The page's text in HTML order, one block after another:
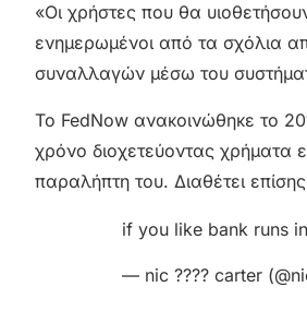
«Οι χρήστες που θα
ενημερωμένοι από τα σχόλια
συναλλαγών μέσω του
Το FedNow ανακοινώθηκε το
χρόνο διοχετεύοντας χρήματα
παραλήπτη του. Διαθέτει
if you like bank runs
— nic ???? carter